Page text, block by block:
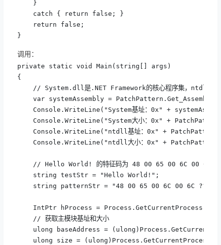
}
catch { return false; }
return false;
}
调用：
private static void Main(string[] args)
{
// System.dll是.NET Framework的核心程序集，ntdll.dll
var systemAssembly =
Console.WriteLine("System基址：0x" +
Console.WriteLine("System大小：0x" +
Console.WriteLine("ntdll基址：0x" +
Console.WriteLine("ntdll大小：0x" +
// Hello World! 的特征码为 48 00 65 00 6C 00 6C 00
string testStr = "Hello World!";
string patternStr = "48 00 65 00 6C 00 6C ?? 6F
IntPtr hProcess =
// 获取主模块基址和大小
ulong baseAddress =
ulong size =